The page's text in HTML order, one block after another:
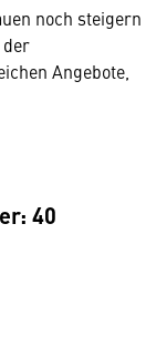
noch steigern
der
Angebote,
40